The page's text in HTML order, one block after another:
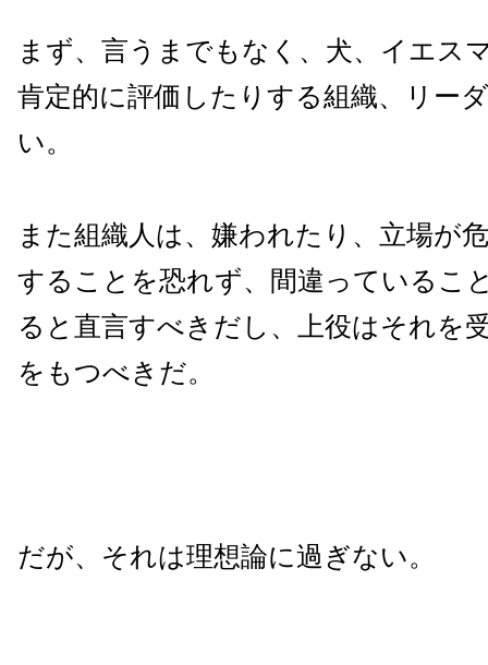
まず、言うまでもなく、犬、イエス
肯定的に評価したりする組織、リー
い。
また組織人は、嫌われたり、立場が
することを恐れず、間違っているこ
ると直言すべきだし、上役はそれを
をもつべきだ。
だが、それは理想論に過ぎない。